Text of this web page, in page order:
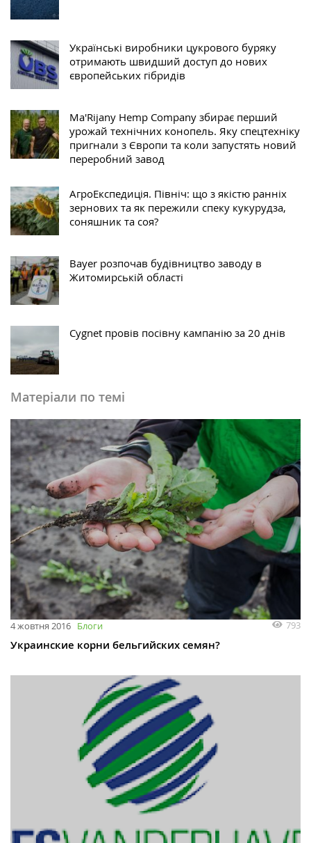
Українські виробники цукрового буряку
отримають швидший доступ до нових
європейських гібридів
Ma'Rijany Hemp Company збирає перший
урожай технічних конопель. Яку спецтехніку
пригнали з Європи та коли запустять новий
переробний завод
АгроЕкспедиція. Північ: що з якістю ранніх
зернових та як пережили спеку кукурудза,
соняшник та соя?
Bayer розпочав будівництво заводу в
Житомирській області
Cygnet провів посівну кампанію за 20 днів
Матеріали по темі
4 жовтня 2016 Блоги 793
Украинские корни бельгийских семян?